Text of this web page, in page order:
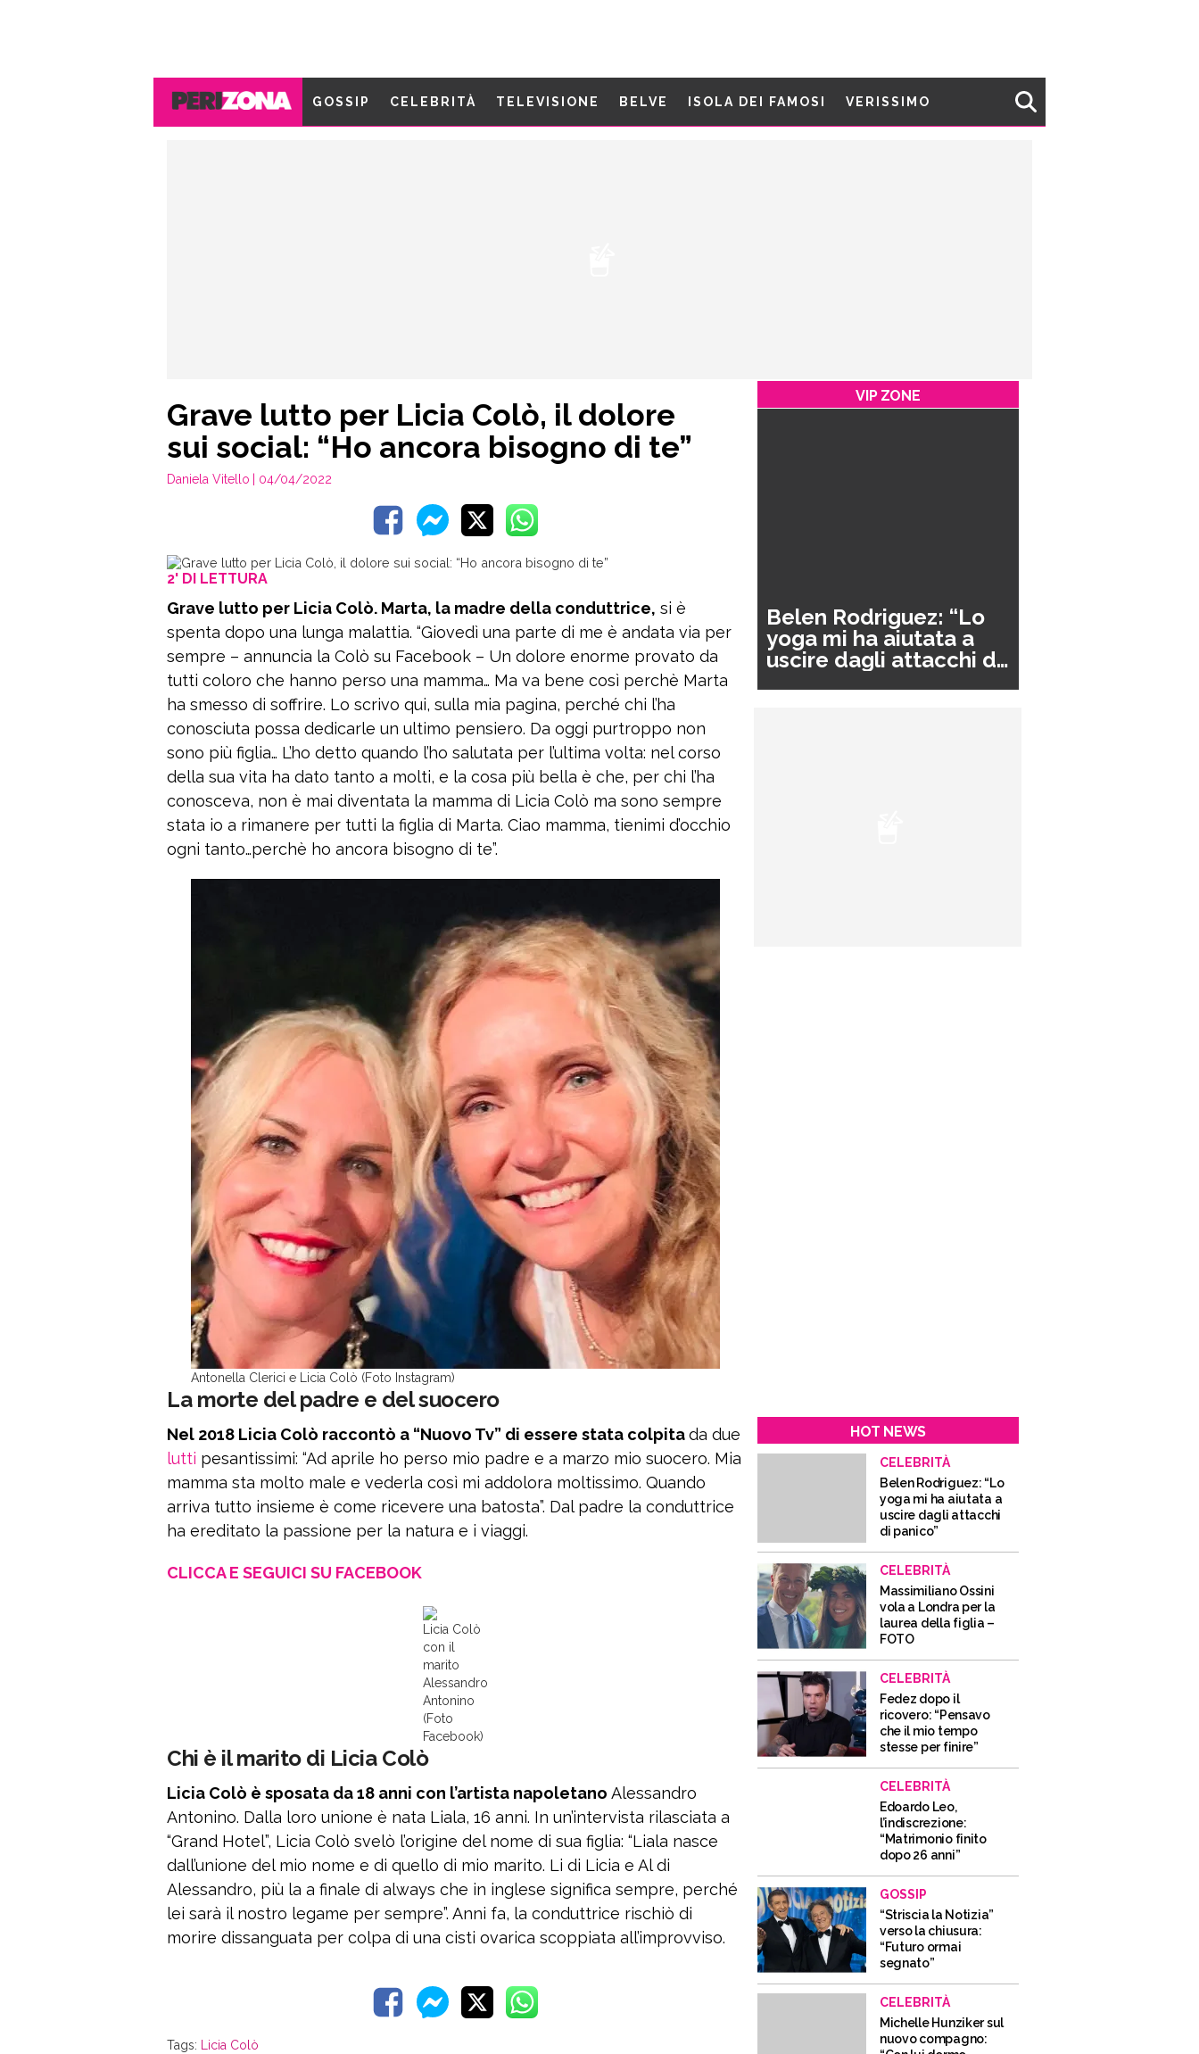
GOSSIP CELEBRITÀ TELEVISIONE BELVE ISOLA DEI FAMOSI VERISSIMO
Grave lutto per Licia Colò, il dolore
sui social: “Ho ancora bisogno di te”
Daniela Vitello | 04/04/2022
2' DI LETTURA
Grave lutto per Licia Colò. Marta, la madre della conduttrice, si è
spenta dopo una lunga malattia. “Giovedì una parte di me è andata via per
sempre – annuncia la Colò su Facebook – Un dolore enorme provato da
tutti coloro che hanno perso una mamma… Ma va bene così perchè Marta
ha smesso di soffrire. Lo scrivo qui, sulla mia pagina, perché chi l’ha
conosciuta possa dedicarle un ultimo pensiero. Da oggi purtroppo non
sono più figlia… L’ho detto quando l’ho salutata per l’ultima volta: nel corso
della sua vita ha dato tanto a molti, e la cosa più bella è che, per chi l’ha
conosceva, non è mai diventata la mamma di Licia Colò ma sono sempre
stata io a rimanere per tutti la figlia di Marta. Ciao mamma, tienimi d’occhio
ogni tanto…perchè ho ancora bisogno di te”.
Antonella Clerici e Licia Colò (Foto Instagram)
La morte del padre e del suocero
Nel 2018 Licia Colò raccontò a “Nuovo Tv” di essere stata colpitada due
lutti pesantissimi: “Ad aprile ho perso mio padre e a marzo mio suocero. Mia
mamma sta molto male e vederla così mi addolora moltissimo. Quando
arriva tutto insieme è come ricevere una batosta”. Dal padre la conduttrice
ha ereditato la passione per la natura e i viaggi.
CLICCA E SEGUICI SU FACEBOOK
Licia Colò
con il
marito
Alessandro
Antonino
(Foto
Facebook)
Chi è il marito di Licia Colò
Licia Colò è sposata da 18 anni con l’artista napoletano Alessandro
Antonino. Dalla loro unione è nata Liala, 16 anni. In un’intervista rilasciata a
“Grand Hotel”, Licia Colò svelò l’origine del nome di sua figlia: “Liala nasce
dall’unione del mio nome e di quello di mio marito. Li di Licia e Al di
Alessandro, più la a finale di always che in inglese significa sempre, perché
lei sarà il nostro legame per sempre”. Anni fa, la conduttrice rischiò di
morire dissanguata per colpa di una cisti ovarica scoppiata all’improvviso.
Tags: Licia Colò
VIP ZONE
Belen Rodriguez: “Lo
yoga mi ha aiutata a
uscire dagli attacchi di
HOT NEWS
CELEBRITÀ
Belen Rodriguez: “Lo
yoga mi ha aiutata a
uscire dagli attacchi
di panico”
CELEBRITÀ
Massimiliano Ossini
vola a Londra per la
laurea della figlia –
FOTO
CELEBRITÀ
Fedez dopo il
ricovero: “Pensavo
che il mio tempo
stesse per finire”
CELEBRITÀ
Edoardo Leo,
l’indiscrezione:
“Matrimonio finito
dopo 26 anni”
GOSSIP
“Striscia la Notizia”
verso la chiusura:
“Futuro ormai
segnato”
CELEBRITÀ
Michelle Hunziker sul
nuovo compagno: